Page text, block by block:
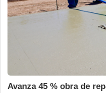
Avanza 45 % obra de